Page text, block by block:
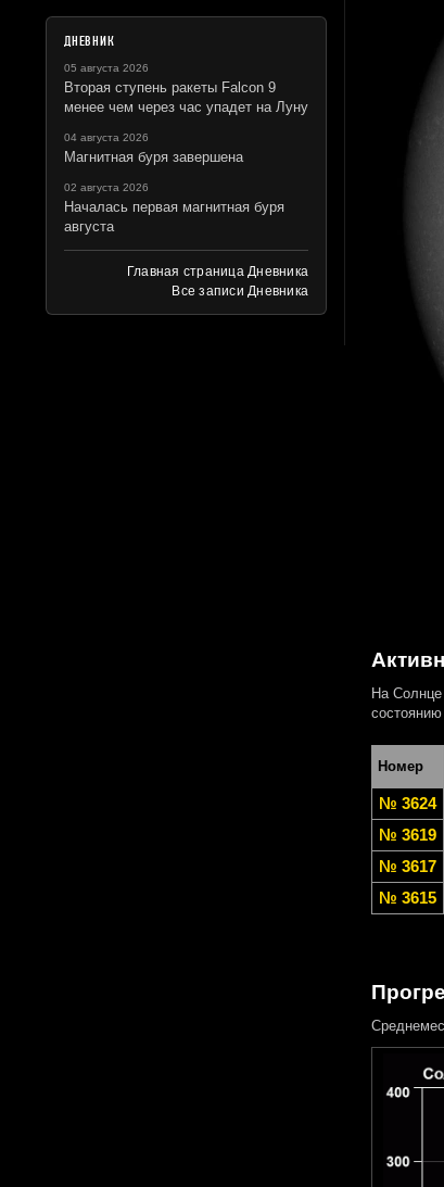
ДНЕВНИК
05 августа 2026
Вторая ступень ракеты Falcon 9
менее чем через час упадет на Луну
04 августа 2026
Магнитная буря завершена
02 августа 2026
Началась первая магнитная буря
августа
Главная страница Дневника
Все записи Дневника
На
состоянию
Номер
№ 3624
№ 3619
№ 3617
№ 3615